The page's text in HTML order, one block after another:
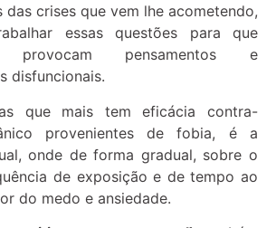
crises que vem lhe acometendo,
essas questões para que
pensamentos e
disfuncionais.
que mais tem eficácia contra-
provenientes de fobia, é a
onde de forma gradual, sobre o
de exposição e de tempo ao
do medo e ansiedade.